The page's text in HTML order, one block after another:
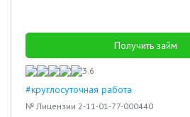
Получить займ
3.6
#круглосуточная работа
№ Лицензии 2-11-01-77-000440